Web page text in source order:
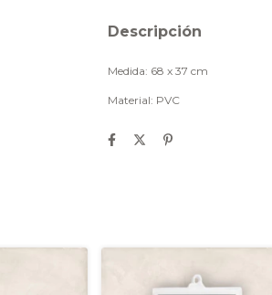
Descripción
Medida: 68 x 37 cm
Material: PVC